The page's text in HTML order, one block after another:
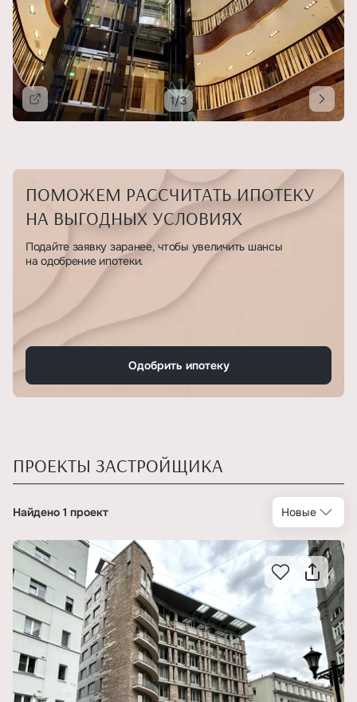
Подробнее 1/3
ПОМОЖЕМ РАССЧИТАТЬ ИПОТЕКУ
НА ВЫГОДНЫХ УСЛОВИЯХ
Подайте заявку заранее, чтобы увеличить шансы
на одобрение ипотеки.
Одобрить ипотеку
ПРОЕКТЫ ЗАСТРОЙЩИКА
Найдено 1 проект Новые